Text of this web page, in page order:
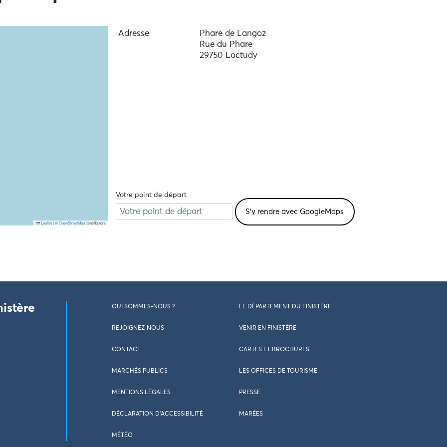
Leaflet |©OpenStreetMapcontributors
Adresse
Phare de Langoz
Rue du Phare
29750 Loctudy
Votre point de départ
QUI SOMMES-NOUS ? LE DÉPARTEMENT DU FINISTÈRE
REJOIGNEZ-NOUS VENIR EN FINISTÈRE
CONTACT CARTES ET BROCHURES
MARCHÉS PUBLICS LES OFFICES DE TOURISME
MENTIONS LÉGALES PRESSE
DÉCLARATION D’ACCESSIBILITÉ MARÉES
MÉTÉO